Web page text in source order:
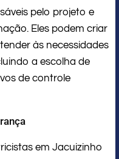
pelo projeto e
Eles podem criar
às necessidades
a escolha de
de controle
em Jacuizinho